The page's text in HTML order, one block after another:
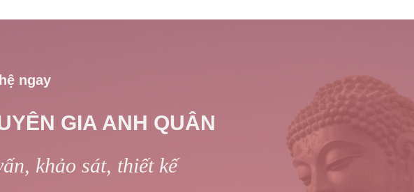
ngay
GIA ANH QUÂN
khảo sát, thiết kế